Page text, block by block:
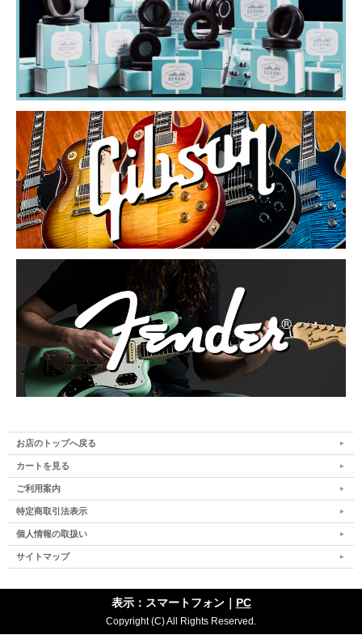
お店のトップへ戻る
カートを見る
ご利用案内
特定商取引法表示
個人情報の取扱い
サイトマップ
表示：スマートフォン｜ PC
Copyright (C) All Rights Reserved.